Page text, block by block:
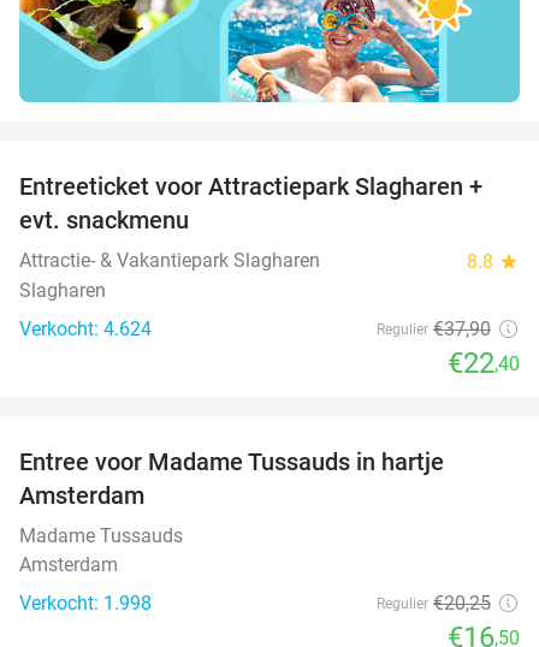
41%
Entreeticket voor Attractiepark Slagharen +
evt. snackmenu
Attractie- & Vakantiepark Slagharen 8.8 star
Slagharen
Verkocht: 4.624
Regulier €37,90
€22,40
Entree voor Madame Tussauds in hartje
Amsterdam
Madame Tussauds
Amsterdam
Verkocht: 1.998
Regulier €20,25
€16,50